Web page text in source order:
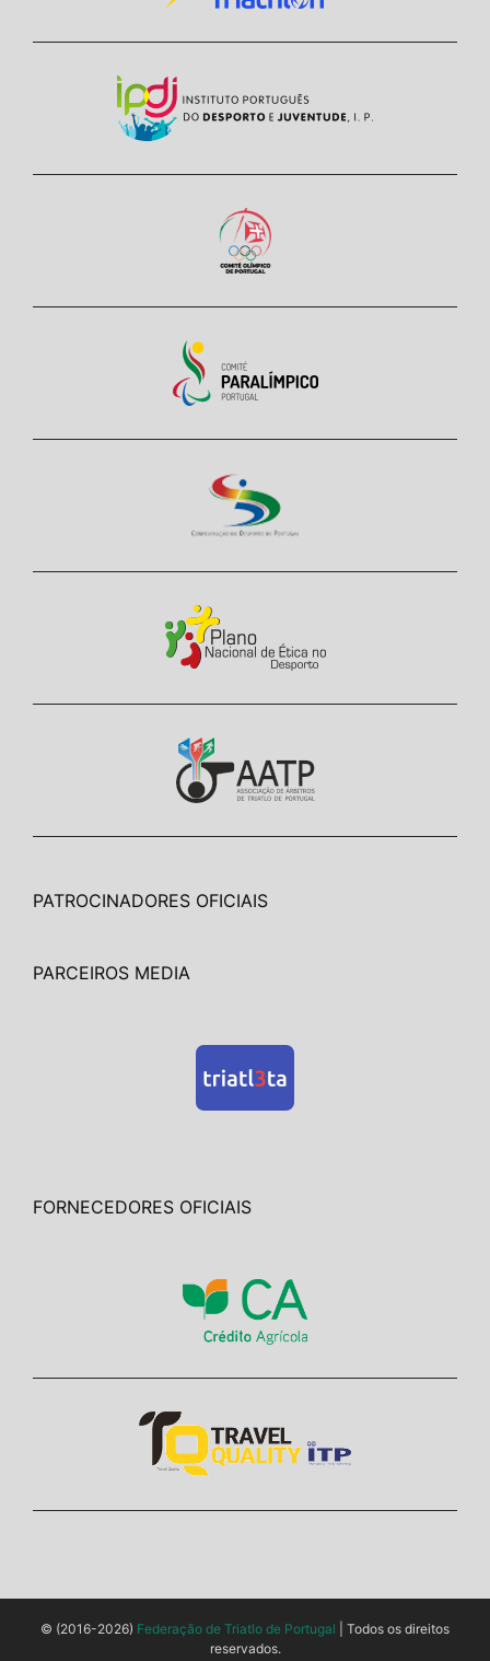
PATROCINADORES OFICIAIS
PARCEIROS MEDIA
FORNECEDORES OFICIAIS
© (2016-2026) Federação de Triatlo de Portugal | Todos os direitos
reservados.